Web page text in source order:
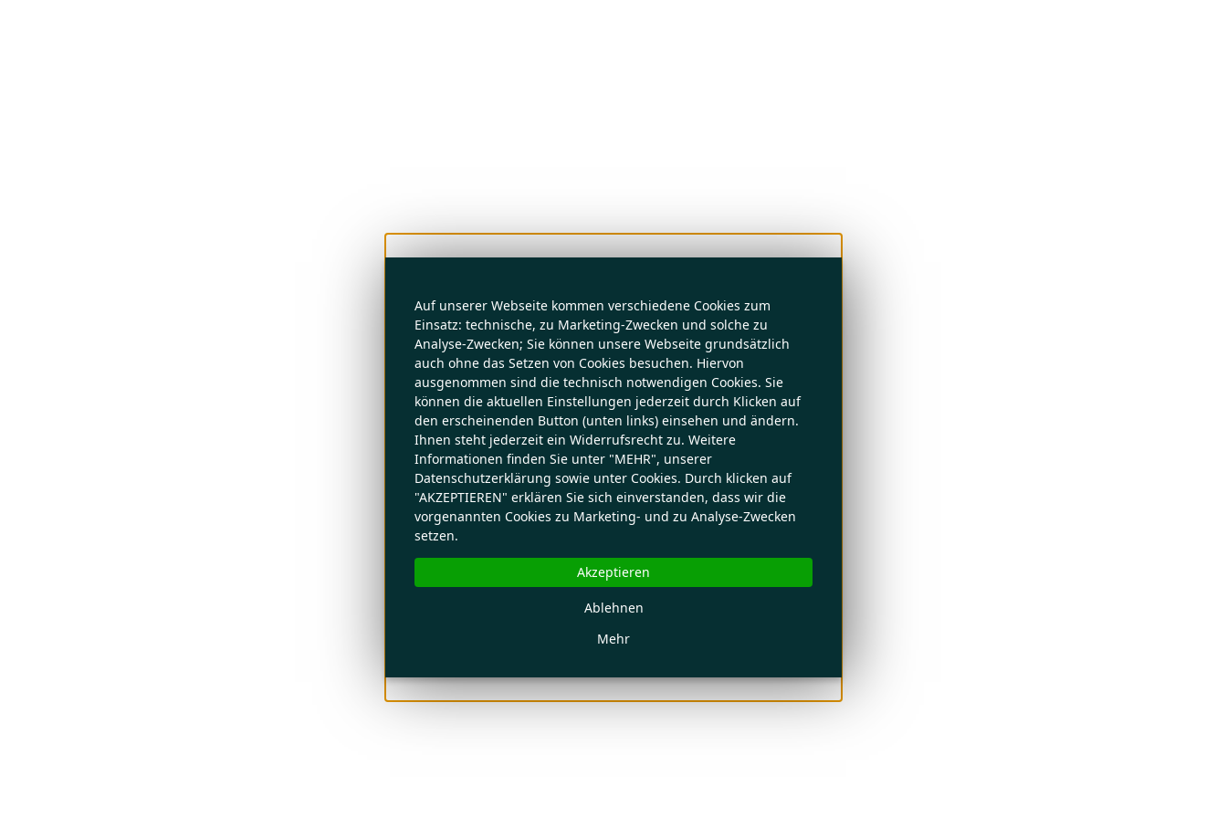
Auf unserer Webseite kommen verschiedene Cookies zum
Einsatz: technische, zu Marketing-Zwecken und solche zu
Analyse-Zwecken; Sie können unsere Webseite grundsätzlich
auch ohne das Setzen von Cookies besuchen. Hiervon
ausgenommen sind die technisch notwendigen Cookies. Sie
können die aktuellen Einstellungen jederzeit durch Klicken auf
den erscheinenden Button (unten links) einsehen und ändern.
Ihnen steht jederzeit ein Widerrufsrecht zu. Weitere
Informationen finden Sie unter "MEHR", unserer
Datenschutzerklärung sowie unter Cookies. Durch klicken auf
"AKZEPTIEREN" erklären Sie sich einverstanden, dass wir die
vorgenannten Cookies zu Marketing- und zu Analyse-Zwecken
setzen.
Mehr
Ablehnen
Akzeptieren